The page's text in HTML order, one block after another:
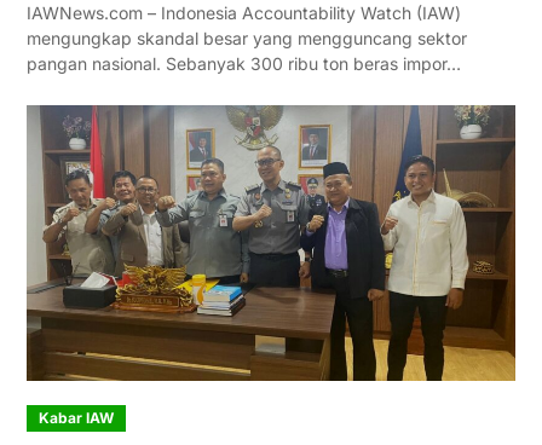
IAWNews.com – Indonesia Accountability Watch (IAW)
mengungkap skandal besar yang mengguncang sektor
pangan nasional. Sebanyak 300 ribu ton beras impor…
Kabar IAW